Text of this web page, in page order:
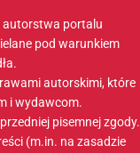
autorstwa portalu
pod warunkiem
autorskimi, które
i wydawcom.
pisemnej zgody.
(m.in. na zasadzie